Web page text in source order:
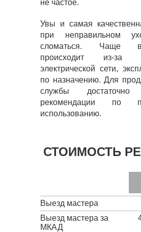
не частое.
Увы и самая
при неправильном
сломаться. Чаще
происходит из-
электрической сети,
по назначению. Для
службы достаточно
рекомендации по
использованию.
СТОИМОСТЬ
Выезд мастера
Выезд мастера за
МКАД